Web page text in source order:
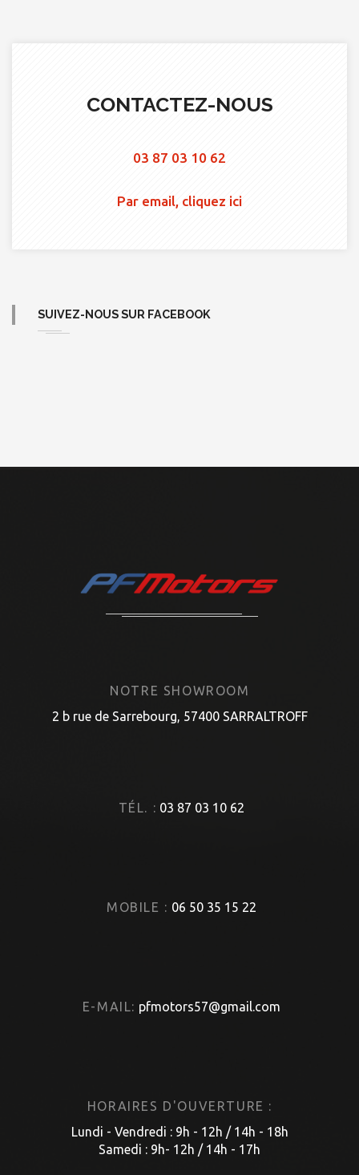
CONTACTEZ-NOUS
03 87 03 10 62
Par email, cliquez ici
SUIVEZ-NOUS SUR FACEBOOK
NOTRE SHOWROOM
2 b rue de Sarrebourg, 57400 SARRALTROFF
TÉL. : 03 87 03 10 62
MOBILE : 06 50 35 15 22
E-MAIL: pfmotors57@gmail.com
HORAIRES D'OUVERTURE :
Lundi - Vendredi : 9h - 12h / 14h - 18h
Samedi : 9h- 12h / 14h - 17h